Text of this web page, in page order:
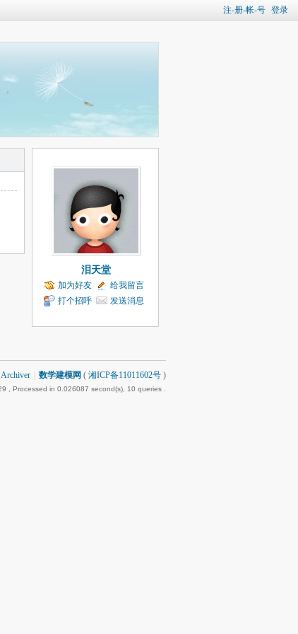
注-册-帐-号 登录
泪天堂
加为好友
给我留言
打个招呼
发送消息
Archiver 数学建模网 ( 湘ICP备11011602号 )
, Processed in 0.026087 second(s), 10 queries .